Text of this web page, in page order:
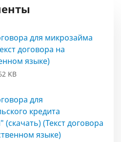
для микрозайма
договора на
языке)
KB
для
кредита
(скачать) (Текст договора
языке)